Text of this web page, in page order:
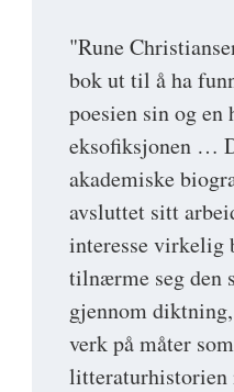
"Rune
bok ut til å ha
poesien sin og
eksofiksjonen …
akademiske
avsluttet sitt
interesse
tilnærme seg den
gjennom
verk på måter